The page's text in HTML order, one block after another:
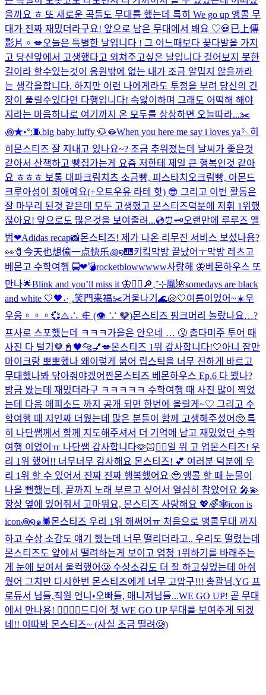
을까요 ㅎ 또 새로운 곡들도 무대를 했는데 특히 We go up 앵콜 무
대가 진짜 재밌더라구요! 앞으로 남은 무대에서 봬요 ♡💀已上傳
影片。 💋오늘은 특별한 날입니다 ! 그 어느때보다 꽃다발을 가지
고 당신앞에서 고생했다고 외쳐주고싶은 날입니다 걸어보지 못한
길이라 할수있는것이 응원밖에 없는 내가 조금 얄밉지 않을까라
는 생각을합니다. 하지만 이런 나에게라도 투정을 부려 당신의 긴
장이 풀릴수있다면 다행입니다! 속앓이하며 그래도 어떡해 해야
지라는 마음하나로 여기까지 온 모두를 상상하면 오늘따라...✂️
꩜★•°:🧵big baby luffy 🐶🫦When you here me say i loves ya🪡히
히 몬스티즈 잘 지내고 있나요~? 조금 추워졌는데 날씨가 좋은것
같아서 산책하고 빵집가는게 요즘 저한테 제일 큰 행복인것 같아
요 ㅎㅎㅎ 보통 대파크림치츠 소금빵, 피스타치오크림빵, 아몬드
크루아성이 최애예요(+오트우유 라테 핫) 😎 그리고 이번 활동은
잘 마무리 된것 같은데 모두 고생했고 몬스티즈덕분에 저휘 1위했
잖아요! 앞으로도 많은것을 보여줄려...💿⏰🗝️오랜만에 루루즈 앨
범❤︎Adidas recap📸몬스티즈! 제가 나온 리무진 서비스 보셨나용?
👀🧷今天也想偷一点快乐꩜໑🎹키킼막방 끝났어ㅜ막방 레츠고
베몬고 수학여행 🚍❤︎💣rocketblowwwww사랑해 🦋베몬하우스 또
만나🌟Blink and you’ll miss it 🦋❤️‍🔥 🔎₊⁺⊹風🌺somedays are black
and white 🤍🖤˖·˳.笑門来福✂️겨울나기 🌊🐚🤍여름이었어~☀️우
우웅。。。💞⚠️∴ ∉ (👁 ∵ 🩶)몬스티즈 핑크머리 놀랐나요…?
프사로 스포했는데 ㅋㅋㅋ 가을은 안오네 … 🤧 춥다미주 투어 때
사진 다 털기🤎 📓🖤🐆💅💋몬스티즈 1위 감사합니다!🤍아니 잠만
마이크랑 뽀뽀했나 왜이렇게 붉어 립스틱을 너무 진하게 바르고
무대했나봐 닦아줘야겠어짠몬스티즈 베몬하우스 Ep.6 다 봤나?
방금 봤는데 재밌더라구 ㅋㅋㅋㅋㅋ 수학여행 때 사진 많이 찍었
는데 다음 에피소드 까지 공개 되면 한번에 올릴게~♡ 그리고 수
학여행 때 지인짜 더웠는데 많은 분들이 함께 고생해주셨어🥺 특
히 나단쌤께서 함께 지도해주셔서 더 기억에 남고 재밌었던 수학
여행 이었어ㅠ 나단쌤 감사합니다🫶🏻 ❤️‍🔥일 위 고 업몬스티즈! 우
리 1위 했어!! 너무너무 감사해요 몬스티즈! 💕 여러분 덕분에 우
리 1위 할 수 있어서 진짜 진짜 행복했어요 🥹 앵콜 할 때 눈물이
나올 뻔했는데, 끝까지 노래 부르고 싶어서 열심히 참았어요 🎤💫
항상 옆에 있어줘서 고마워요, 몬스티즈 사랑해요 💖🌈🕸️icon is
icon꩜໑๑🕷️몬스티즈 우리 1위 해써어ㅠ 처음으로 앵콜무대 까지
하고 수상 소감도 얘기 했는데 너무 떨리더라고.. 우리도 떨렸는데
몬스티즈도 앞에서 떨려하는게 보이고 엄청 1위하기를 바래주는
게 눈에 보여서 울컥했어🥲 수상소감도 더 잘 하고싶었는데 아쉬
웠어 그치만 다시한번 몬스티즈에게 너무 고맙구!!! 총괄님,YG 프
로듀서 님들,직원 언니•오빠들, 매니저님들...WE GO UP! 곧 무대
에서 만나용! ❤️‍🔥❤️‍🔥 드디어 첫 WE GO UP 무대를 보여주게 되겠
네!! 이따봐 몬스티즈~ (사실 조금 떨려🥲)